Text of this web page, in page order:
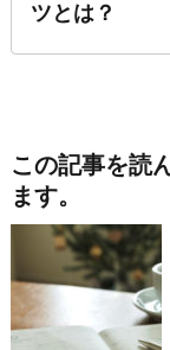
ツとは？
この記事を読
ます。